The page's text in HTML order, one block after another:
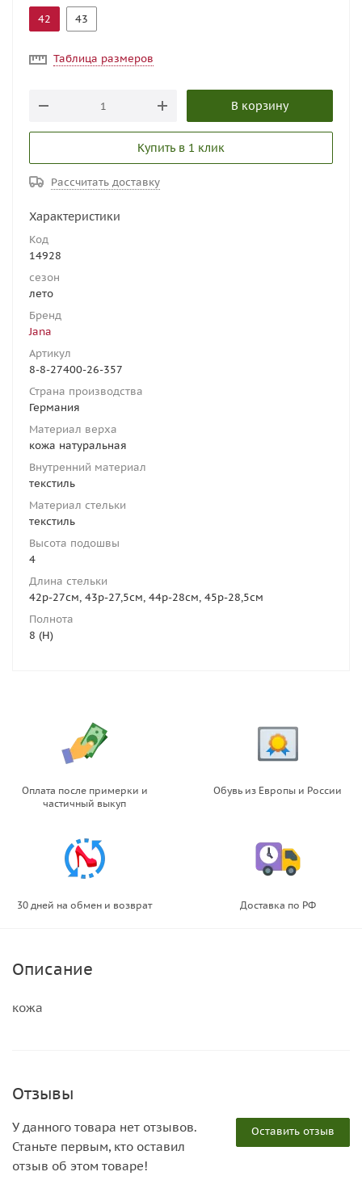
42
43
Таблица размеров
В корзину
Купить в 1 клик
Рассчитать доставку
Характеристики
Код
14928
сезон
лето
Бренд
Jana
Артикул
8-8-27400-26-357
Страна производства
Германия
Материал верха
кожа натуральная
Внутренний материал
текстиль
Материал стельки
текстиль
Высота подошвы
4
Длина стельки
42р-27см, 43р-27,5см, 44р-28см, 45р-28,5см
Полнота
8 (H)
Оплата после примерки и
частичный выкуп
Обувь из Европы и России
30 дней на обмен и возврат Доставка по РФ
Описание
кожа
Отзывы
Оставить отзыв
У данного товара нет отзывов.
Станьте первым, кто оставил
отзыв об этом товаре!